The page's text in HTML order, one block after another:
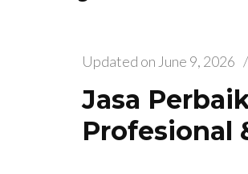
Updated on June 9, 2026 /
Jasa
Profesional